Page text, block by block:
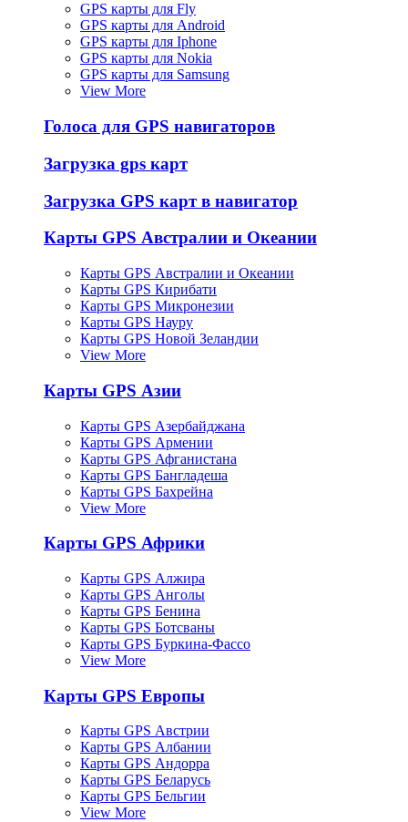
GPS карты для Fly
GPS карты для Android
GPS карты для Iphone
GPS карты для Nokia
GPS карты для Samsung
View More
Голоса для GPS навигаторов
Загрузка gps карт
Загрузка GPS карт в навигатор
Карты GPS Австралии и Океании
Карты GPS Австралии и Океании
Карты GPS Кирибати
Карты GPS Микронезии
Карты GPS Науру
Карты GPS Новой Зеландии
View More
Карты GPS Азии
Карты GPS Азербайджана
Карты GPS Армении
Карты GPS Афганистана
Карты GPS Бангладеша
Карты GPS Бахрейна
View More
Карты GPS Африки
Карты GPS Алжира
Карты GPS Анголы
Карты GPS Бенина
Карты GPS Ботсваны
Карты GPS Буркина-Фассо
View More
Карты GPS Европы
Карты GPS Австрии
Карты GPS Албании
Карты GPS Андорра
Карты GPS Беларусь
Карты GPS Бельгии
View More